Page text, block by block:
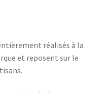
réalisés à la
et reposent sur le